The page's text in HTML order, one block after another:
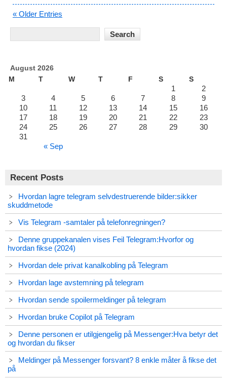
« Older Entries
August 2026
M
T W T F S S
« Sep
1
2
3
4 5 6 7 8
9
10
11 12 13 14 15
16
17
18 19 20 21 22
23
24
25 26 27 28 29
30
31
Recent Posts
Hvordan lagre telegram selvdestruerende bilder:sikker
skuddmetode
Vis Telegram -samtaler på telefonregningen?
Denne gruppekanalen vises Feil Telegram:Hvorfor og
hvordan fikse (2024)
Hvordan dele privat kanalkobling på Telegram
Hvordan lage avstemning på telegram
Hvordan sende spoilermeldinger på telegram
Hvordan bruke Copilot på Telegram
Denne personen er utilgjengelig på Messenger:Hva betyr det
og hvordan du fikser
Meldinger på Messenger forsvant? 8 enkle måter å fikse det
på